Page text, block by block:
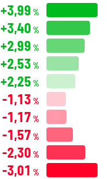
+3,99 %
+3,40 %
+2,99 %
+2,53 %
+2,25 %
-1,13 %
-1,17 %
-1,57 %
-2,30 %
-3,01 %